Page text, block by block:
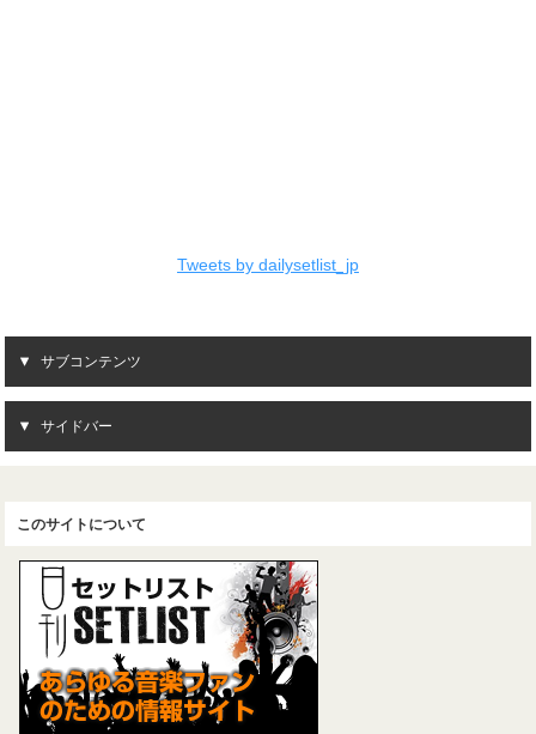
Tweets by dailysetlist_jp
サブコンテンツ
サイドバー
このサイトについて